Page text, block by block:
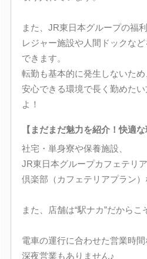
また、JR東日本グループの福
レジャー施設や人間ドックな
できます。
転勤も基本的に発生しないため
安心できる環境で長く勤めた
よ！
【まだまだ魅力を紹介！快適な
社宅・単身寮や保養施設、
JR東日本グループカフェテリア
倶楽部（カフェテリアプラン）
また、店舗は“駅ナカ”だからこ
電車の運行に合わせた営業時
深夜営業もありません♪